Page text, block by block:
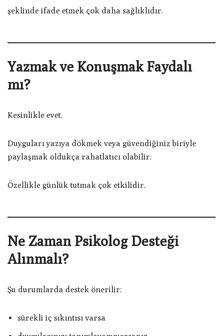
şeklinde ifade etmek çok daha sağlıklıdır.
Yazmak ve Konuşmak Faydalı
mı?
Kesinlikle evet.
Duyguları yazıya dökmek veya güvendiğiniz biriyle
paylaşmak oldukça rahatlatıcı olabilir.
Özellikle günlük tutmak çok etkilidir.
Ne Zaman Psikolog Desteği
Alınmalı?
Şu durumlarda destek önerilir:
sürekli iç sıkıntısı varsa